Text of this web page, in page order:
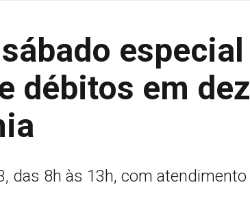
especial
débitos em dez
das 8h às 13h, com atendimento